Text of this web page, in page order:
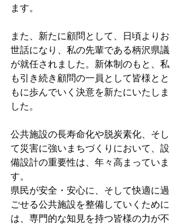
ます。
また、新たに顧問として、日頃よりお
世話になり、私の先輩である柄沢県議
が就任されました。新体制のもと、私
も引き続き顧問の一員として皆様とと
もに歩んでいく決意を新たにいたしま
した。
公共施設の長寿命化や脱炭素化、そし
て災害に強いまちづくりにおいて、設
備設計の重要性は、年々高まっていま
す。
県民が安全・安心に、そして快適に過
ごせる公共施設を整備していくために
は、専門的な知見を持つ皆様の力が不